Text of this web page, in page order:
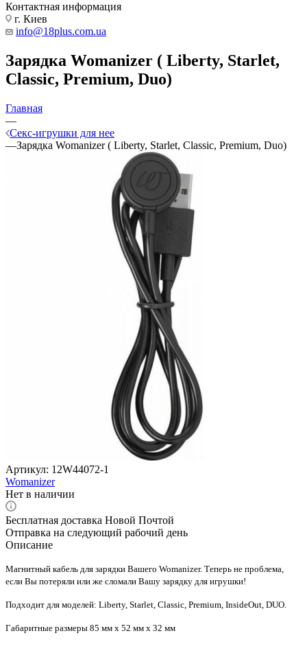
Контактная информация
г. Киев
info@18plus.com.ua
Зарядка Womanizer ( Liberty, Starlet,
Classic, Premium, Duo)
Главная
—
Секс-игрушки для нее
—Зарядка Womanizer ( Liberty, Starlet, Classic, Premium, Duo)
Артикул: 12W44072-1
Womanizer
Нет в наличии
Бесплатная доставка Новой Почтой
Отправка на следующий рабочий день
Описание
Магнитный кабель для зарядки Вашего Womanizer. Теперь не проблема,
если Вы потеряли или же сломали Вашу зарядку для игрушки!
Подходит для моделей: Liberty, Starlet, Classic, Premium, InsideOut, DUO.
Габаритные размеры 85 мм x 52 мм x 32 мм